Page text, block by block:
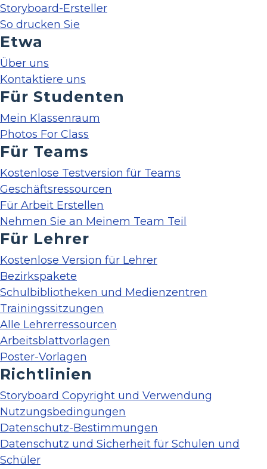
Storyboard-Ersteller
So drucken Sie
Etwa
Über uns
Kontaktiere uns
Für Studenten
Mein Klassenraum
Photos For Class
Für Teams
Kostenlose Testversion für Teams
Geschäftsressourcen
Für Arbeit Erstellen
Nehmen Sie an Meinem Team Teil
Für Lehrer
Kostenlose Version für Lehrer
Bezirkspakete
Schulbibliotheken und Medienzentren
Trainingssitzungen
Alle Lehrerressourcen
Arbeitsblattvorlagen
Poster-Vorlagen
Richtlinien
Storyboard Copyright und Verwendung
Nutzungsbedingungen
Datenschutz-Bestimmungen
Datenschutz und Sicherheit für Schulen und
Schüler